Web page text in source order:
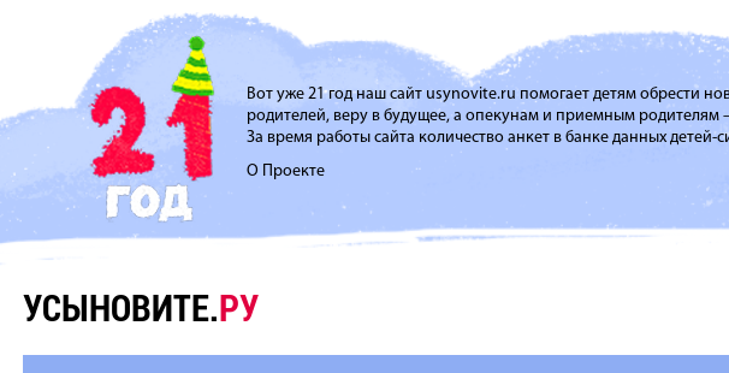
Вот уже 21 год наш сайт usynovite.ru помогает детям обрести
родителей, веру в будущее, а опекунам и приемным родителям
За время работы сайта количество анкет в банке данных детей-
О Проекте
УСЫНОВИТЕ.РУ